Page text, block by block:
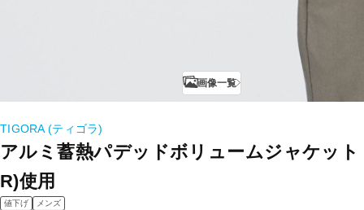
画像一覧
TIGORA (ティゴラ)
アルミ蓄熱パデッドボリュームジャケッ
R)使用
値下げ メンズ